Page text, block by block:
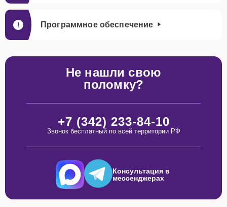
Программное обеспечение
Не нашли свою
поломку?
+7 (342) 233-84-10
Звонок бесплатный по всей территории РФ
Консультация в
мессенджерах